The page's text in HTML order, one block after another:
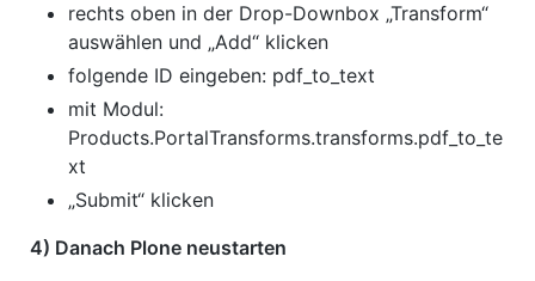
rechts oben in der Drop-Downbox „Transform“
auswählen und „Add“ klicken
folgende ID eingeben: pdf_to_text
mit Modul:
Products.PortalTransforms.transforms.pdf_to_te
xt
„Submit“ klicken
4) Danach Plone neustarten